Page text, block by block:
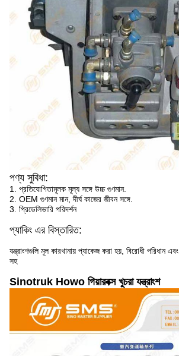
পণ্য সুবিধা:
1. প্রতিযোগিতামূলক মূল্য সঙ্গে উচ্চ গুণমান.
2. OEM গুণমান মান, দীর্ঘ কাজের জীবন সঙ্গে.
3. প্রিডেলিভারি পরিদর্শন
প্যাকিং এর বিস্তারিত:
যন্ত্রাংশগুলি মূল কারখানায় প্যাকেজ করা হয়, বিরোধী পরিধান এবং
সহ
Sinotruk Howo গিয়ারবক্স খুচরা যন্ত্রাংশ